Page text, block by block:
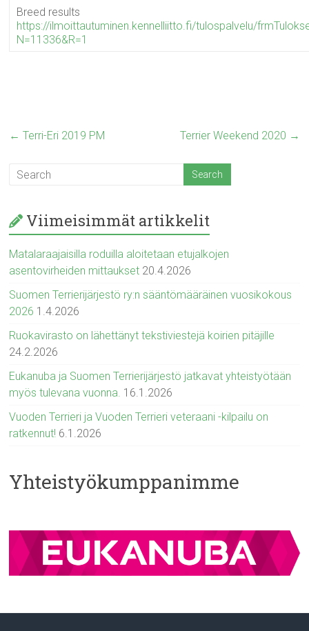
Breed results
https://ilmoittautuminen.kennelliitto.fi/tulospalvelu/
N=11336&R=1
← Terri-Eri 2019 PM Terrier Weekend 2020 →
Viimeisimmät artikkelit
Matalaraajaisilla roduilla aloitetaan etujalkojen
asentovirheiden mittaukset 20.4.2026
Suomen Terrierijärjestö ry:n sääntömääräinen vuosikokous
2026 1.4.2026
Ruokavirasto on lähettänyt tekstiviestejä koirien pitäjille
24.2.2026
Eukanuba ja Suomen Terrierijärjestö jatkavat yhteistyötään
myös tulevana vuonna. 16.1.2026
Vuoden Terrieri ja Vuoden Terrieri veteraani -kilpailu on
ratkennut! 6.1.2026
Yhteistyökumppanimme